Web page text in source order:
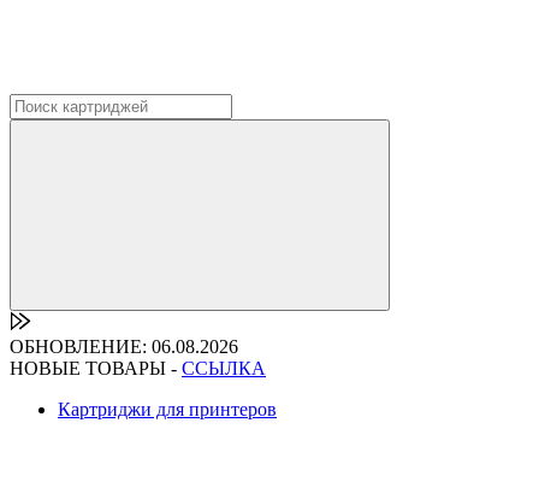
ОБНОВЛЕНИЕ: 06.08.2026
НОВЫЕ ТОВАРЫ - ССЫЛКА
Картриджи для принтеров